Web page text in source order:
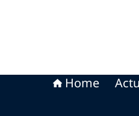
Home